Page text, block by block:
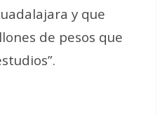
y que
de pesos que